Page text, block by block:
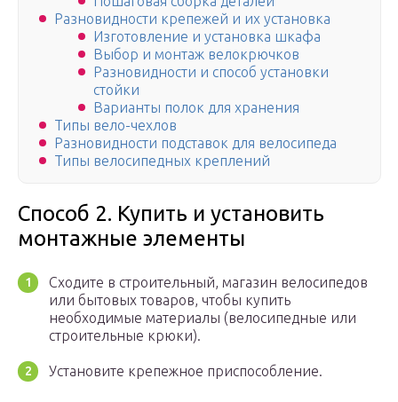
Разновидности крепежей и их установка
Изготовление и установка шкафа
Выбор и монтаж велокрючков
Разновидности и способ установки
стойки
Варианты полок для хранения
Типы вело-чехлов
Разновидности подставок для велосипеда
Типы велосипедных креплений
Способ 2. Купить и установить
монтажные элементы
Сходите в строительный, магазин велосипедов
или бытовых товаров, чтобы купить
необходимые материалы (велосипедные или
строительные крюки).
Установите крепежное приспособление.